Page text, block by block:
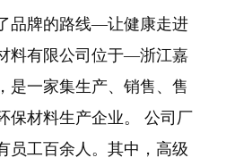
品牌的路线—让健康走进
料有限公司位于—浙江嘉
是一家集生产、销售、售
保材料生产企业。 公司厂
员工百余人。其中，高级